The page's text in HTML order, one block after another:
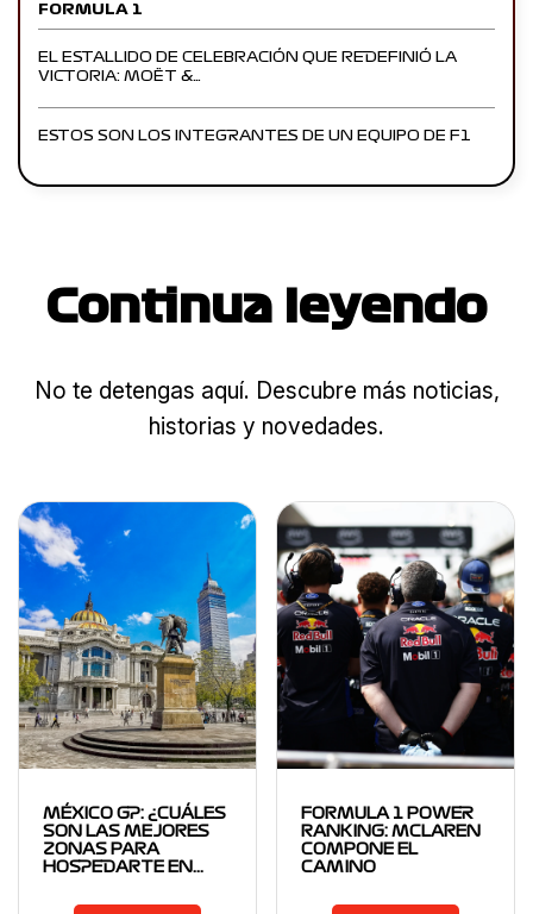
FORMULA 1
EL ESTALLIDO DE CELEBRACIÓN QUE REDEFINIÓ LA
VICTORIA: MOËT &…
ESTOS SON LOS INTEGRANTES DE UN EQUIPO DE F1
Continua leyendo
No te detengas aquí. Descubre más noticias,
historias y novedades.
MÉXICO GP: ¿CUÁLES
SON LAS MEJORES
ZONAS PARA
HOSPEDARTE EN…
FORMULA 1 POWER
RANKING: MCLAREN
COMPONE EL
CAMINO